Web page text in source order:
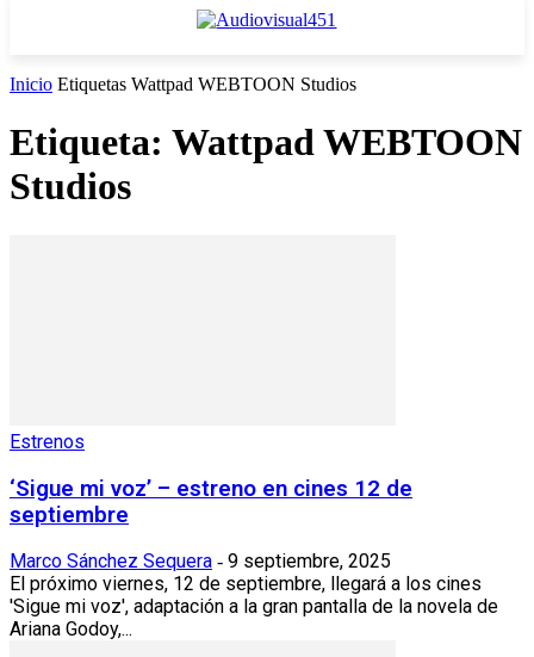
Inicio Etiquetas Wattpad WEBTOON Studios
Etiqueta: Wattpad WEBTOON
Studios
Estrenos
‘Sigue mi voz’ – estreno en cines 12 de
septiembre
Marco Sánchez Sequera - 9 septiembre, 2025
El próximo viernes, 12 de septiembre, llegará a los cines
'Sigue mi voz', adaptación a la gran pantalla de la novela de
Ariana Godoy,...